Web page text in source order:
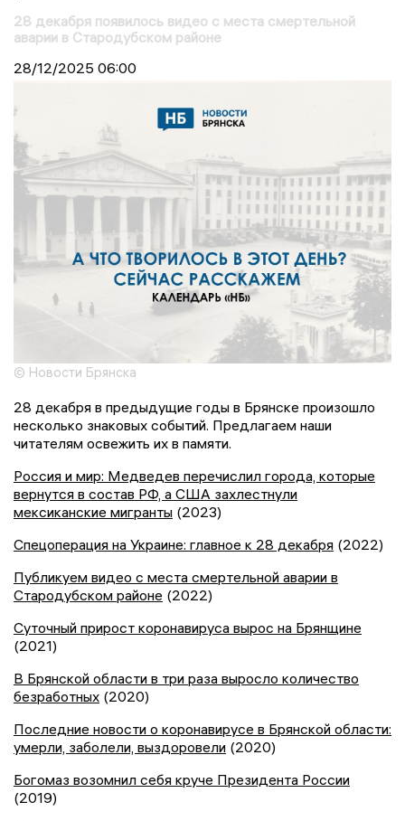
28 декабря появилось видео с места смертельной
аварии в Стародубском районе
28/12/2025 06:00
© Новости Брянска
28 декабря в предыдущие годы в Брянске произошло
несколько знаковых событий. Предлагаем наши
читателям освежить их в памяти.
Россия и мир: Медведев перечислил города, которые
вернутся в состав РФ, а США захлестнули
мексиканские мигранты (2023)
Спецоперация на Украине: главное к 28 декабря (2022)
Публикуем видео с места смертельной аварии в
Стародубском районе (2022)
Суточный прирост коронавируса вырос на Брянщине
(2021)
В Брянской области в три раза выросло количество
безработных (2020)
Последние новости о коронавирусе в Брянской области:
умерли, заболели, выздоровели (2020)
Богомаз возомнил себя круче Президента России
(2019)